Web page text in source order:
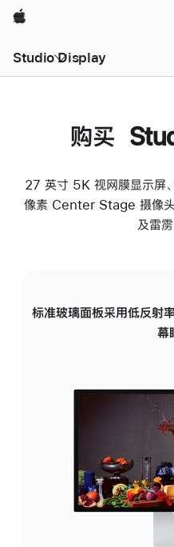
Apple
Studio Display
购买
27 英寸 5K 视网膜显示屏
像素 Center Stage 摄像头
及雷
标准玻璃面板采用低反射
幕